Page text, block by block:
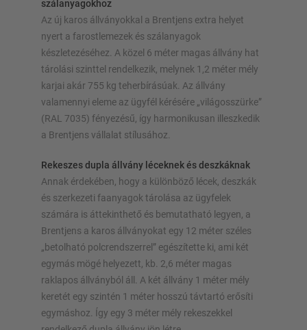
szálanyagokhoz
Az új karos állványokkal a Brentjens extra helyet
nyert a farostlemezek és szálanyagok
készletezéséhez. A közel 6 méter magas állvány hat
tárolási szinttel rendelkezik, melynek 1,2 méter mély
karjai akár 755 kg teherbírásúak. Az állvány
valamennyi eleme az ügyfél kérésére „világosszürke”
(RAL 7035) fényezésű, így harmonikusan illeszkedik
a Brentjens vállalat stílusához.
Rekeszes dupla állvány léceknek és deszkáknak
Annak érdekében, hogy a különböző lécek, deszkák
és szerkezeti faanyagok tárolása az ügyfelek
számára is áttekinthető és bemutatható legyen, a
Brentjens a karos állványokat egy 12 méter széles
„betolható polcrendszerrel” egészítette ki, ami két
egymás mögé helyezett, kb. 2,6 méter magas
raklapos állványból áll. A két állvány 1 méter mély
keretét egy szintén 1 méter hosszú távtartó erősíti
egymáshoz. Így egy 3 méter mély rekeszekkel
Tervezze meg egyedileg állványrendszerét
konfigurátorainkkal
Polc konfigurálása most